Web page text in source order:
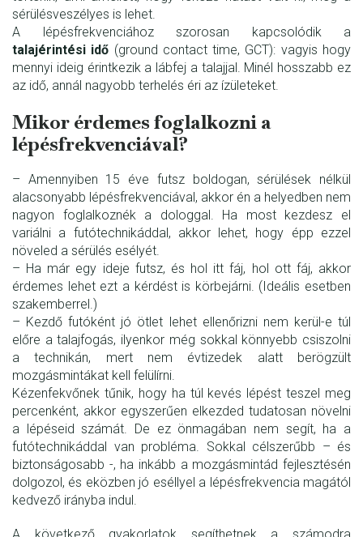
sérülésveszélyes is lehet.
A lépésfrekvenciához szorosan kapcsolódik a
talajérintési idő (ground contact time, GCT): vagyis hogy
mennyi ideig érintkezik a lábfej a talajjal. Minél hosszabb ez
az idő, annál nagyobb terhelés éri az ízületeket.
Mikor érdemes foglalkozni a
lépésfrekvenciával?
– Amennyiben 15 éve futsz boldogan, sérülések nélkül
alacsonyabb lépésfrekvenciával, akkor én a helyedben nem
nagyon foglalkoznék a dologgal. Ha most kezdesz el
variálni a futótechnikáddal, akkor lehet, hogy épp ezzel
növeled a sérülés esélyét.
– Ha már egy ideje futsz, és hol itt fáj, hol ott fáj, akkor
érdemes lehet ezt a kérdést is körbejárni. (Ideális esetben
szakemberrel.)
– Kezdő futóként jó ötlet lehet ellenőrizni nem kerül-e túl
előre a talajfogás, ilyenkor még sokkal könnyebb csiszolni
a technikán, mert nem évtizedek alatt berögzült
mozgásmintákat kell felülírni.
Kézenfekvőnek tűnik, hogy ha túl kevés lépést teszel meg
percenként, akkor egyszerűen elkezded tudatosan növelni
a lépéseid számát. De ez önmagában nem segít, ha a
futótechnikáddal van probléma. Sokkal célszerűbb – és
biztonságosabb -, ha inkább a mozgásmintád fejlesztésén
dolgozol, és eközben jó eséllyel a lépésfrekvencia magától
kedvező irányba indul.